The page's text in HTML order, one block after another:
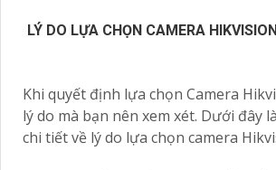
LÝ DO LỰA CHỌN CAMERA HIKVISION
Khi quyết định lựa chọn Camera
lý do mà bạn nên xem xét. Dưới đây
chi tiết về lý do lựa chọn camera